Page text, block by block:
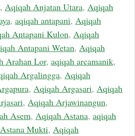
, Aqiqah Anjatan Utara, Aqiqah
, aqiqah antapani, Aqiqah
Antapani Kulon, Aqiqah
Antapani Wetan, Aqiqah
Arahan Lor, aqiqah arcamanik,
Argalingga, Aqiqah
, Aqiqah Argasari, Aqiqah
, Aqiqah Arjawinangun,
Asem, Aqiqah Astana, aqiqah
Mukti, Aqiqah